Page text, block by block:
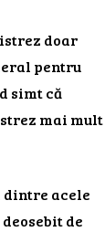
doar
pentru
simt că
mai mult
acele
de